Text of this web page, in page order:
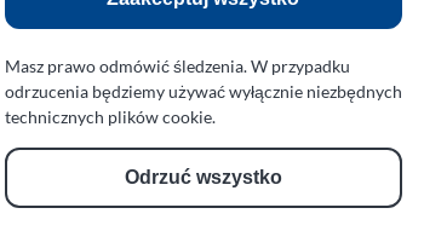
Obserwuj nas na Facebook
Obserwuj nas na Instagram
Obserwuj nas na
Obserwuj nas
Zresetuj preferencje prywatności
Copyright © 2026 L.A.R. PARAPLAN Agnieszka
Dariusz
Masz prawo odmówić śledzenia. W przypadku
odrzucenia będziemy używać wyłącznie niezbędnych
technicznych plików cookie.
Odrzuć wszystko